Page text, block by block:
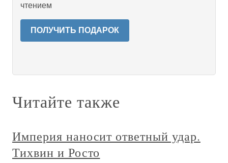
чтением
ПОЛУЧИТЬ ПОДАРОК
Читайте также
Империя наносит ответный удар.
Тихвин и Росто